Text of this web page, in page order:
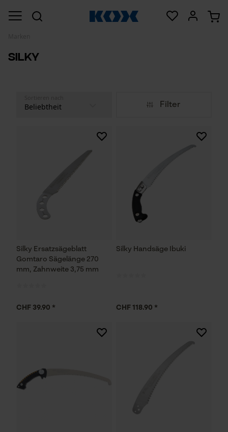
Silky
Filter
Silky Ersatzsägeblatt
Gomtaro Sägelänge 270
mm, Zahnweite 3,75 mm
CHF 39.90 *
Silky Handsäge Ibuki
CHF 118.90 *